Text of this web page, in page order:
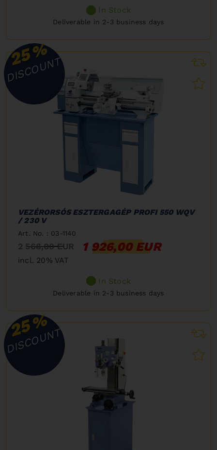
In Stock
Deliverable in 2-3 business days
25%
DISCOUNT
VEZÉRORSÓS ESZTERGAGÉP PROFI 550 WQV
/ 230 V
Art. No. : 03-1140
2 568,00 EUR 1 926,00 EUR
incl. 20% VAT
In Stock
Deliverable in 2-3 business days
25%
DISCOUNT